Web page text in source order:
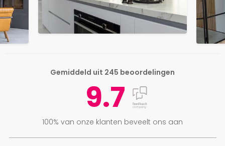
Gemiddeld uit 245 beoordelingen
9.7
100% van onze klanten beveelt ons aan